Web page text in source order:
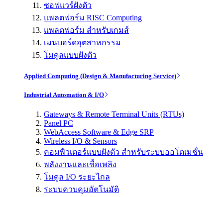
ซอฟแวร์ฝังตัว
แพลตฟอร์ม RISC Computing
แพลตฟอร์ม สำหรับเกมส์
เมนบอร์ดอุตสาหกรรม
โมดูลแบบฝังตัว
Applied Computing (Design & Manufacturing Service)
Industrial Automation & I/O
Gateways & Remote Terminal Units (RTUs)
Panel PC
WebAccess Software & Edge SRP
Wireless I/O & Sensors
คอมพิวเตอร์แบบฝังตัว สำหรับระบบออโตเมชั่น
พลังงานและเชื้อเพลิง
โมดูล I/O ระยะไกล
ระบบควบคุมอัตโนมัติ